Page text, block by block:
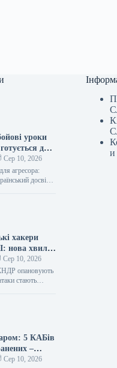
уроки
до
Сер 10, 2026
агресора:
досвід
оборони
безпілотні
хакери
нова хвиля
Сер 10, 2026
опановують
стають
тривожну…
5 КАБів
–
Сер 10, 2026
и